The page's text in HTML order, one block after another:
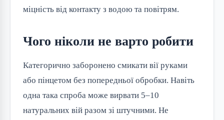
міцність від контакту з водою та повітрям.
Чого ніколи не варто робити
Категорично заборонено смикати вії руками
або пінцетом без попередньої обробки. Навіть
одна така спроба може вирвати 5–10
натуральних вій разом зі штучними. Не